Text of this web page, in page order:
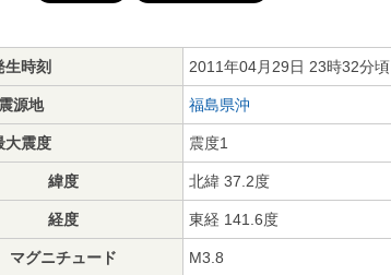
生時刻 2011年04月29日 23時32分頃
震源地 福島県沖
大震度 震度1
緯度 北緯 37.2度
経度 東経 141.6度
マグニチュード M3.8